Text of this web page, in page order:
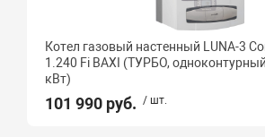
Котел газовый настенный LUNA-3
1.240 Fi BAXI (ТУРБО,
кВт)
101 990 руб. / шт.